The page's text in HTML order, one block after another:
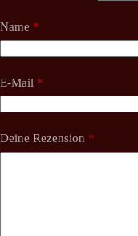
Name *
E-Mail *
Deine Rezension *